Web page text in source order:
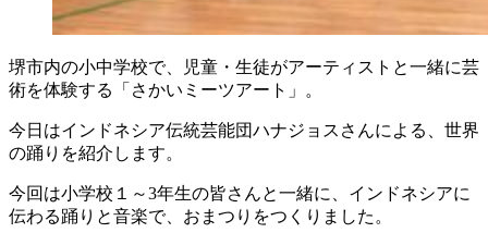
堺市内の小中学校で、児童・生徒がアーティストと一緒に芸
術を体験する「さかいミーツアート」。
今日はインドネシア伝統芸能団ハナジョスさんによる、世界
の踊りを紹介します。
今回は小学校１～3年生の皆さんと一緒に、インドネシアに
伝わる踊りと音楽で、おまつりをつくりました。